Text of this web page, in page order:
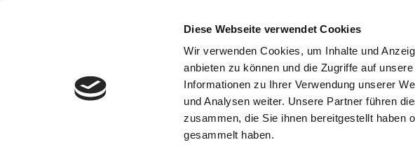
Diese Webseite verwendet Cookies
Wir verwenden Cookies, um Inhalte und
anbieten zu können und die Zugriffe auf
Informationen zu Ihrer Verwendung unserer
und Analysen weiter. Unsere Partner führen
zusammen, die Sie ihnen bereitgestellt haben
gesammelt haben.
Haßlocher Str. 26 – 65428 Rüsselsheim
Startseite